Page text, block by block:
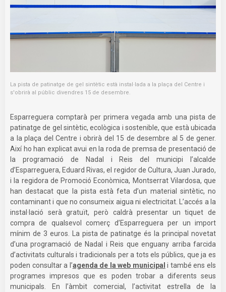
La pista de patinatge de gel sintètic està instal·lada a la plaça del Centre i
s'obrirà al públic divendres 15 de desembre.
Esparreguera comptarà per primera vegada amb una pista de
patinatge de gel sintètic, ecològica i sostenible, que està ubicada
a la plaça del Centre i obrirà del 15 de desembre al 5 de gener.
Així ho han explicat avui en la roda de premsa de presentació de
la programació de Nadal i Reis del municipi l’alcalde
d’Esparreguera, Eduard Rivas, el regidor de Cultura, Juan Jurado,
i la regidora de Promoció Econòmica, Montserrat Vilardosa, que
han destacat que la pista està feta d’un material sintètic, no
contaminant i que no consumeix aigua ni electricitat. L’accés a la
instal·lació serà gratuït, però caldrà presentar un tiquet de
compra de qualsevol comerç d’Esparreguera per un import
mínim de 3 euros. La pista de patinatge és la principal novetat
d’una programació de Nadal i Reis que enguany arriba farcida
d’activitats culturals i tradicionals per a tots els públics, que ja es
poden consultar a l’agenda de la web municipal i també ens els
programes impresos que es poden trobar a diferents seus
municipals. En l’àmbit comercial, l’activitat estrella de la